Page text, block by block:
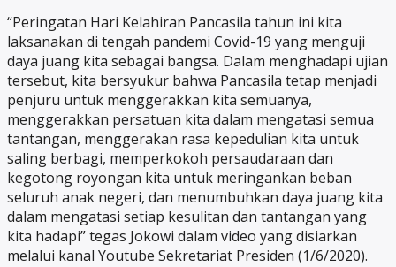
“Peringatan Hari Kelahiran Pancasila tahun ini kita
laksanakan di tengah pandemi Covid-19 yang menguji
daya juang kita sebagai bangsa. Dalam menghadapi ujian
tersebut, kita bersyukur bahwa Pancasila tetap menjadi
penjuru untuk menggerakkan kita semuanya,
menggerakkan persatuan kita dalam mengatasi semua
tantangan, menggerakan rasa kepedulian kita untuk
saling berbagi, memperkokoh persaudaraan dan
kegotong royongan kita untuk meringankan beban
seluruh anak negeri, dan menumbuhkan daya juang kita
dalam mengatasi setiap kesulitan dan tantangan yang
kita hadapi” tegas Jokowi dalam video yang disiarkan
melalui kanal Youtube Sekretariat Presiden (1/6/2020).